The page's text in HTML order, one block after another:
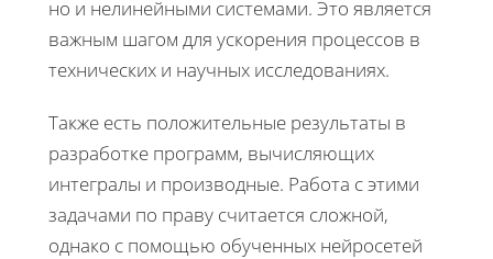
но и нелинейными системами. Это является
важным шагом для ускорения процессов в
технических и научных исследованиях.
Также есть положительные результаты в
разработке программ, вычисляющих
интегралы и производные. Работа с этими
задачами по праву считается сложной,
однако с помощью обученных нейросетей